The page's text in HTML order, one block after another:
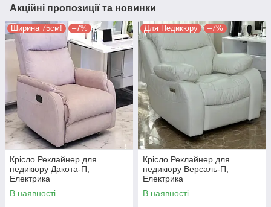
Акційні пропозиції та новинки
Ширина 75см! –7%
Крісло Реклайнер для
педикюру Дакота-П,
Електрика
В наявності
Для Педикюру –7%
Крісло Реклайнер для
педикюру Версаль-П,
Електрика
В наявності